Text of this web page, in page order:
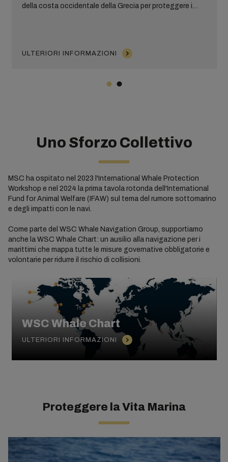
della costa occidentale della Grecia per proteggere i
ULTERIORI INFORMAZIONI
Uno Sforzo Collettivo
MSC ha ospitato nel 2023 l'International Whale Protection
Workshop e nel 2024 la prima tavola rotonda dell'International
Fund for Animal Welfare (IFAW) sul tema del rumore sottomarino
e degli impatti con le navi.
Come parte del WSC Whale Navigation Group, supportiamo
anche la WSC Whale Chart: un ausilio alla navigazione per i
marittimi che mappa tutte le misure governative obbligatorie e
volontarie per ridurre il rischio di collisioni.
WSC Whale Chart
ULTERIORI INFORMAZIONI
Proteggere la Vita Marina